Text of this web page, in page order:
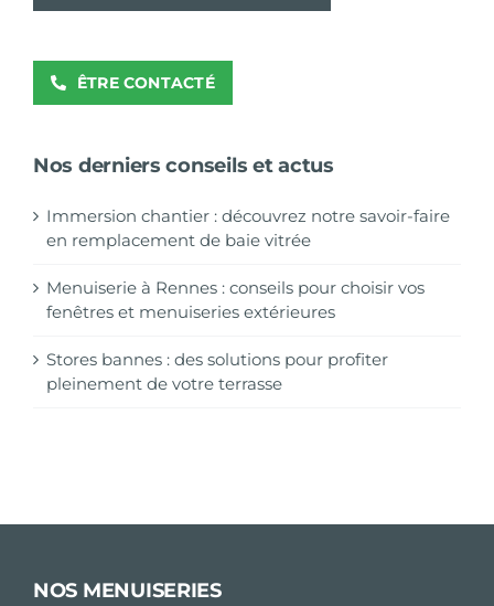
ÊTRE CONTACTÉ
Nos derniers conseils et actus
Immersion chantier : découvrez notre savoir-faire
en remplacement de baie vitrée
Menuiserie à Rennes : conseils pour choisir vos
fenêtres et menuiseries extérieures
Stores bannes : des solutions pour profiter
pleinement de votre terrasse
NOS MENUISERIES